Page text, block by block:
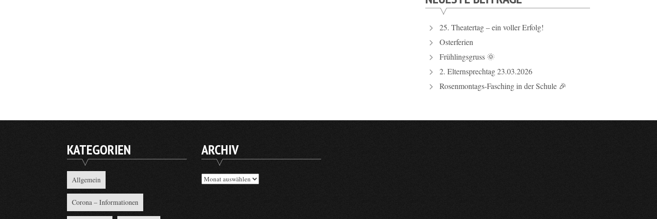
25. Theatertag – ein voller Erfolg!
Osterferien
Frühlingsgruss 🌞
2. Elternsprechtag 23.03.2026
Rosenmontags-Fasching in der Schule 🎉
KATEGORIEN
Allgemein
Corona – Informationen
ARCHIV
Archiv